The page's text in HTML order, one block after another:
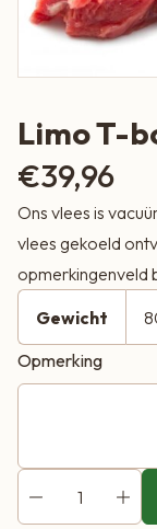
Limo T-
€39,96
Ons vlees is
vlees gekoeld
opmerkingenveld
Gewicht
Opmerking